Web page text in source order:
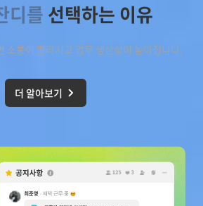
디를 선택하는 이유
소통이 빨라지고 업무 생산성이 높아집니다.
더 알아보기